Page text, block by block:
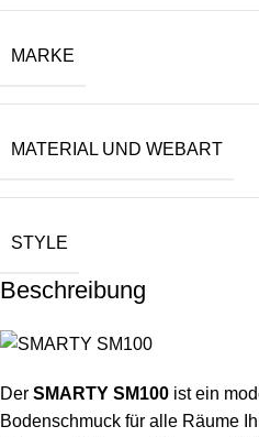
MARKE
MATERIAL UND WEBART
STYLE
Beschreibung
Der SMARTY SM100 ist ein
Bodenschmuck für alle Räume